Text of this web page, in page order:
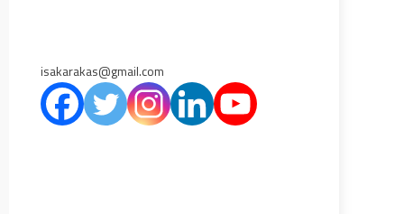
isakarakas@gmail.com